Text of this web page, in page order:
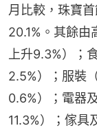
月比較，珠寶
20.1%。其餘由
上升9.3%）；
2.5%）；服裝
0.6%）；電器
11.3%）；傢具